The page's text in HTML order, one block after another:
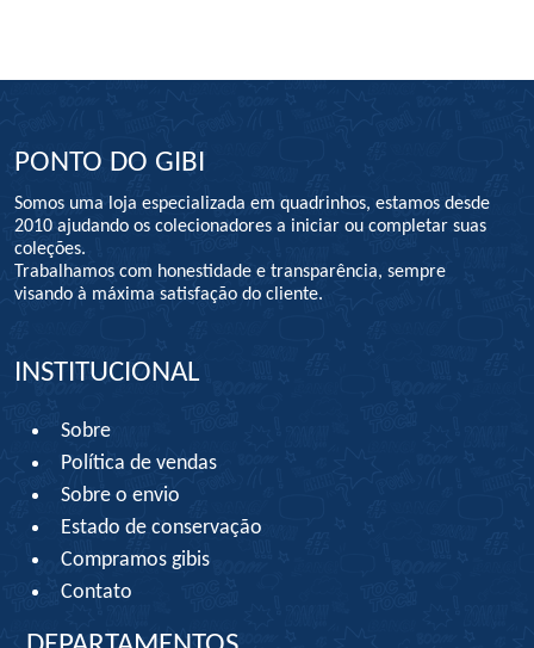
PONTO DO GIBI
Somos uma loja especializada em quadrinhos, estamos desde
2010 ajudando os colecionadores a iniciar ou completar suas
coleções.
Trabalhamos com honestidade e transparência, sempre
visando à máxima satisfação do cliente.
INSTITUCIONAL
Sobre
Política de vendas
Sobre o envio
Estado de conservação
Compramos gibis
Contato